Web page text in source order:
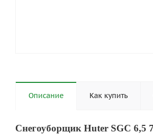
Описание Как купить
Снегоуборщик Huter SGC 6,5